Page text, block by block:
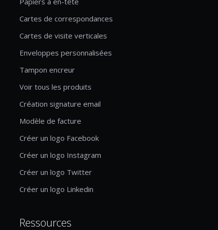
Cartes de correspondances
Cartes de visite verticales
Enveloppes personnalisées
Tampon encreur
Voir tous les produits
Création signature email
Modèle de facture
Créer un logo Facebook
Créer un logo Instagram
Créer un logo Twitter
Créer un logo Linkedin
Ressources